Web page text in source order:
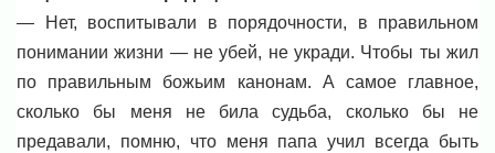
— Нет, воспитывали в порядочности, в правильном
понимании жизни — не убей, не укради. Чтобы ты жил
по правильным божьим канонам. А самое главное,
сколько бы меня не била судьба, сколько бы не
предавали, помню, что меня папа учил всегда быть